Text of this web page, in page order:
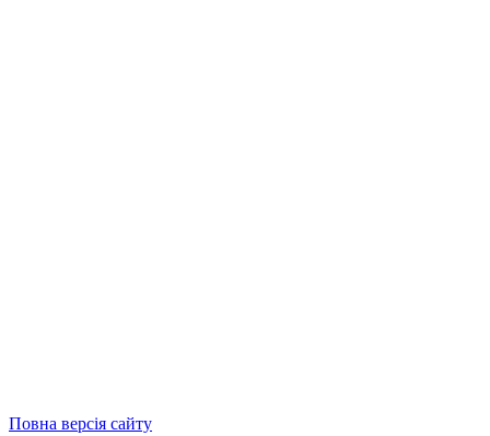
Повна версія сайту